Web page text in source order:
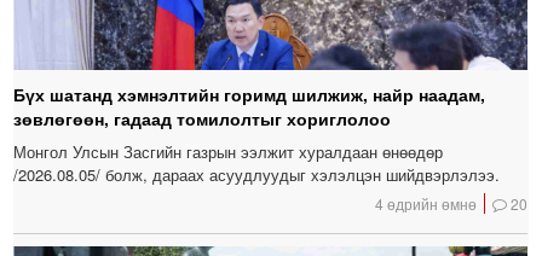
Бүх шатанд хэмнэлтийн горимд шилжиж, найр наадам,
зөвлөгөөн, гадаад томилолтыг хориглолоо
Монгол Улсын Засгийн газрын ээлжит хуралдаан өнөөдөр
/2026.08.05/ болж, дараах асуудлуудыг хэлэлцэн шийдвэрлэлээ.
4 өдрийн өмнө 20